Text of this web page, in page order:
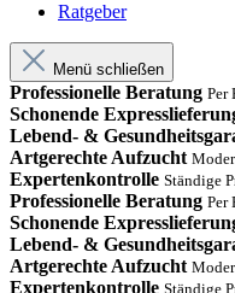
Ratgeber
Menü schließen
Professionelle Beratung Per
Schonende
Lebend- &
Artgerechte Aufzucht
Expertenkontrolle Ständige
Professionelle Beratung Per
Schonende
Lebend- &
Artgerechte Aufzucht
Expertenkontrolle Ständige